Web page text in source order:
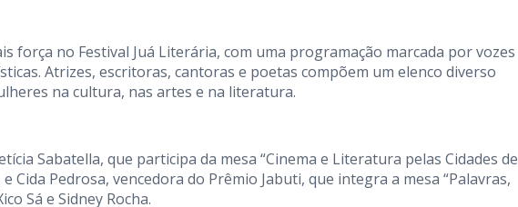
força no Festival Juá Literária, com uma programação marcada por vozes
Atrizes, escritoras, cantoras e poetas compõem um elenco diverso
na cultura, nas artes e na literatura.
Sabatella, que participa da mesa “Cinema e Literatura pelas Cidades de
Cida Pedrosa, vencedora do Prêmio Jabuti, que integra a mesa “Palavras,
Sá e Sidney Rocha.